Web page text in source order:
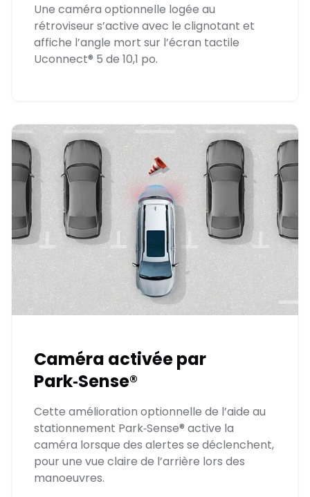
Une caméra optionnelle logée au
rétroviseur s’active avec le clignotant et
affiche l’angle mort sur l’écran tactile
Uconnect® 5 de 10,1 po.
Caméra activée par
Park‑Sense®
Cette amélioration optionnelle de l’aide au
stationnement Park‑Sense® active la
caméra lorsque des alertes se déclenchent,
pour une vue claire de l’arrière lors des
manoeuvres.